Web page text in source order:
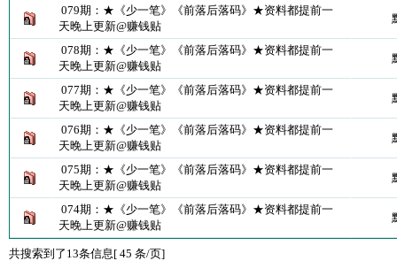
079期：★《少一笔》《前落后落码》★资料都提前一
天晚上更新@赚钱贴
078期：★《少一笔》《前落后落码》★资料都提前一
天晚上更新@赚钱贴
077期：★《少一笔》《前落后落码》★资料都提前一
天晚上更新@赚钱贴
076期：★《少一笔》《前落后落码》★资料都提前一
天晚上更新@赚钱贴
075期：★《少一笔》《前落后落码》★资料都提前一
天晚上更新@赚钱贴
074期：★《少一笔》《前落后落码》★资料都提前一
天晚上更新@赚钱贴
共搜索到了13条信息[ 45 条/页]